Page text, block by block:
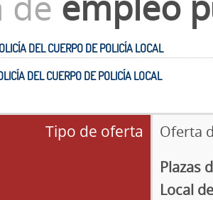
DEL CUERPO DE POLICÍA LOCAL
DEL CUERPO DE POLICÍA LOCAL
Tipo de oferta
Oferta
Plazas
Local